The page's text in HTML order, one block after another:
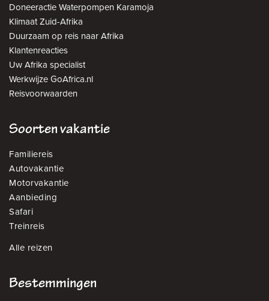
Doneeractie Waterpompen Karamoja
Klimaat Zuid-Afrika
Duurzaam op reis naar Afrika
Klantenreacties
Uw Afrika specialist
Werkwijze GoAfrica.nl
Reisvoorwaarden
Soorten vakantie
Familiereis
Autovakantie
Motorvakantie
Aanbieding
Safari
Treinreis
Alle reizen
Bestemmingen